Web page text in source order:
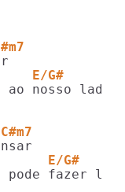
E/G#
E/G#
pode fazer